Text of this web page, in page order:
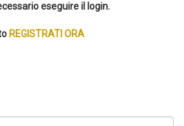
eseguire il login.
REGISTRATI ORA